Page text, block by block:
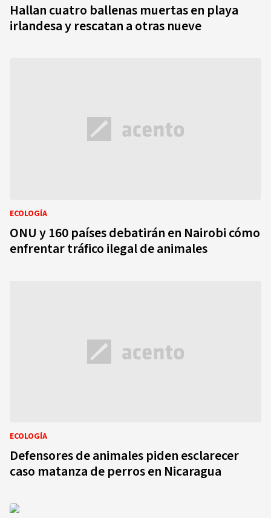
Hallan cuatro ballenas muertas en playa
irlandesa y rescatan a otras nueve
ECOLOGÍA
ONU y 160 países debatirán en Nairobi cómo
enfrentar tráfico ilegal de animales
ECOLOGÍA
Defensores de animales piden esclarecer
caso matanza de perros en Nicaragua